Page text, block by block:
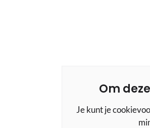
Om
Je kunt je